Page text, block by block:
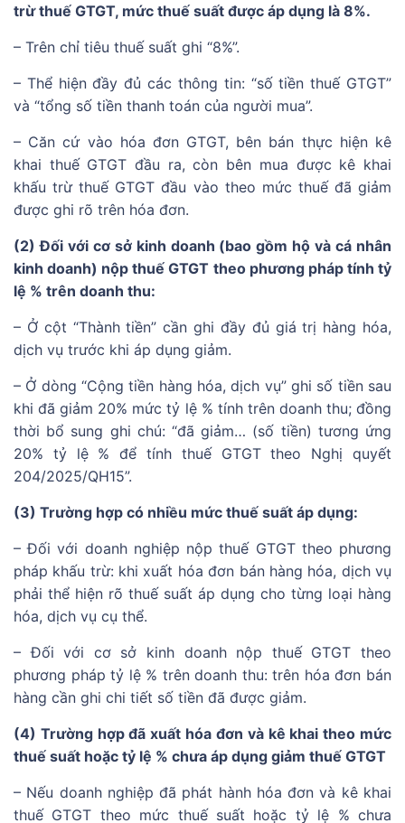
trừ thuế GTGT, mức thuế suất được áp dụng là 8%.
– Trên chỉ tiêu thuế suất ghi “8%”.
– Thể hiện đầy đủ các thông tin: “số tiền thuế GTGT”
và “tổng số tiền thanh toán của người mua”.
– Căn cứ vào hóa đơn GTGT, bên bán thực hiện kê
khai thuế GTGT đầu ra, còn bên mua được kê khai
khấu trừ thuế GTGT đầu vào theo mức thuế đã giảm
được ghi rõ trên hóa đơn.
(2) Đối với cơ sở kinh doanh (bao gồm hộ và cá nhân
kinh doanh) nộp thuế GTGT theo phương pháp tính tỷ
lệ % trên doanh thu:
– Ở cột “Thành tiền” cần ghi đầy đủ giá trị hàng hóa,
dịch vụ trước khi áp dụng giảm.
– Ở dòng “Cộng tiền hàng hóa, dịch vụ” ghi số tiền sau
khi đã giảm 20% mức tỷ lệ % tính trên doanh thu; đồng
thời bổ sung ghi chú: “đã giảm… (số tiền) tương ứng
20% tỷ lệ % để tính thuế GTGT theo Nghị quyết
204/2025/QH15”.
(3) Trường hợp có nhiều mức thuế suất áp dụng:
– Đối với doanh nghiệp nộp thuế GTGT theo phương
pháp khấu trừ: khi xuất hóa đơn bán hàng hóa, dịch vụ
phải thể hiện rõ thuế suất áp dụng cho từng loại hàng
hóa, dịch vụ cụ thể.
– Đối với cơ sở kinh doanh nộp thuế GTGT theo
phương pháp tỷ lệ % trên doanh thu: trên hóa đơn bán
hàng cần ghi chi tiết số tiền đã được giảm.
(4) Trường hợp đã xuất hóa đơn và kê khai theo mức
thuế suất hoặc tỷ lệ % chưa áp dụng giảm thuế GTGT
– Nếu doanh nghiệp đã phát hành hóa đơn và kê khai
thuế GTGT theo mức thuế suất hoặc tỷ lệ % chưa